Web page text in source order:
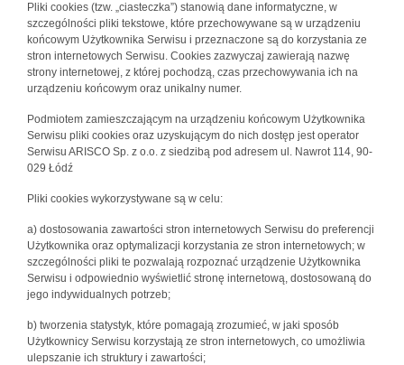
Pliki cookies (tzw. „ciasteczka”) stanowią dane informatyczne, w
szczególności pliki tekstowe, które przechowywane są w urządzeniu
końcowym Użytkownika Serwisu i przeznaczone są do korzystania ze
stron internetowych Serwisu. Cookies zazwyczaj zawierają nazwę
strony internetowej, z której pochodzą, czas przechowywania ich na
urządzeniu końcowym oraz unikalny numer.
Podmiotem zamieszczającym na urządzeniu końcowym Użytkownika
Serwisu pliki cookies oraz uzyskującym do nich dostęp jest operator
Serwisu ARISCO Sp. z o.o. z siedzibą pod adresem ul. Nawrot 114, 90-
029 Łódź
Pliki cookies wykorzystywane są w celu:
a) dostosowania zawartości stron internetowych Serwisu do preferencji
Użytkownika oraz optymalizacji korzystania ze stron internetowych; w
szczególności pliki te pozwalają rozpoznać urządzenie Użytkownika
Serwisu i odpowiednio wyświetlić stronę internetową, dostosowaną do
jego indywidualnych potrzeb;
b) tworzenia statystyk, które pomagają zrozumieć, w jaki sposób
Użytkownicy Serwisu korzystają ze stron internetowych, co umożliwia
ulepszanie ich struktury i zawartości;